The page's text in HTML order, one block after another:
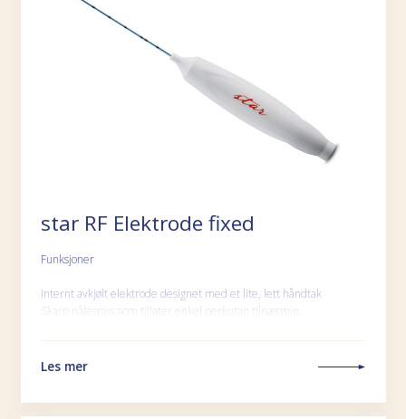
star RF Elektrode fixed
Funksjoner
Internt avkjølt elektrode designet med et lite, lett håndtak
Skarp nålespiss som tillater enkel perkutan tilnærmin…
Les mer